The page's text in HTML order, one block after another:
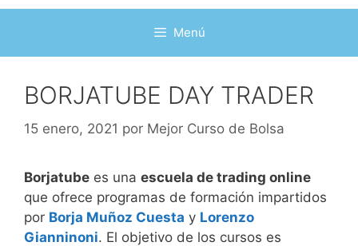
Menú
BORJATUBE DAY TRADER
15 enero, 2021 por Mejor Curso de Bolsa
Borjatube es una escuela de trading online
que ofrece programas de formación impartidos
por Borja Muñoz Cuesta y Lorenzo
Gianninoni. El objetivo de los cursos es